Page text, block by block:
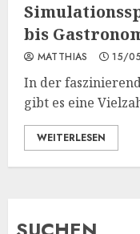
bis
MATTHIAS 15/
In der
gibt es eine
WEITERLESEN